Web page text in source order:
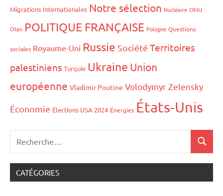
Migrations Internationales Notre sélection Nucléaire ONU
Otan POLITIQUE FRANÇAISE Pologne Questions
sociales Royaume-Uni Russie Société Territoires
palestiniens Turquie Ukraine Union
européenne Vladimir Poutine Volodymyr Zelensky
Économie Élections USA 2024 Énergies États-Unis
CATÉGORIES